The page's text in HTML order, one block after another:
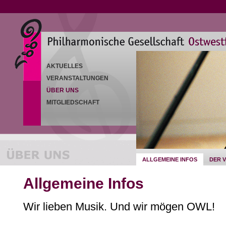
AKTUELLES
VERANSTALTUNGEN
ÜBER UNS
MITGLIEDSCHAFT
ALLGEMEINE INFOS DER
Allgemeine Infos
Wir lieben Musik. Und wir mögen OWL!